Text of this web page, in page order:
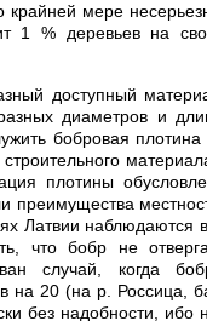
мере
1 % деревьев на
доступный
диаметров и
бобровая плотина
плотины
преимущества
Латвии наблюдаются
что бобр не
случай, когда
на 20 (на р. Россица,
без надобности, ибо